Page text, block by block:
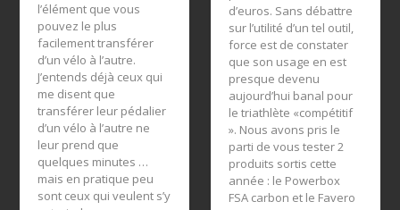
l’élément que vous
pouvez le plus
facilement transférer
d’un vélo à l’autre.
J’entends déjà ceux qui
me disent que
transférer leur pédalier
d’un vélo à l’autre ne
leur prend que
quelques minutes …
mais en pratique peu
sont ceux qui veulent s’y
d’euros. Sans débattre
sur l’utilité d’un tel outil,
force est de constater
que son usage en est
presque devenu
aujourd’hui banal pour
le triathlète «compétitif
». Nous avons pris le
parti de vous tester 2
produits sortis cette
année : le Powerbox
FSA carbon et le Favero